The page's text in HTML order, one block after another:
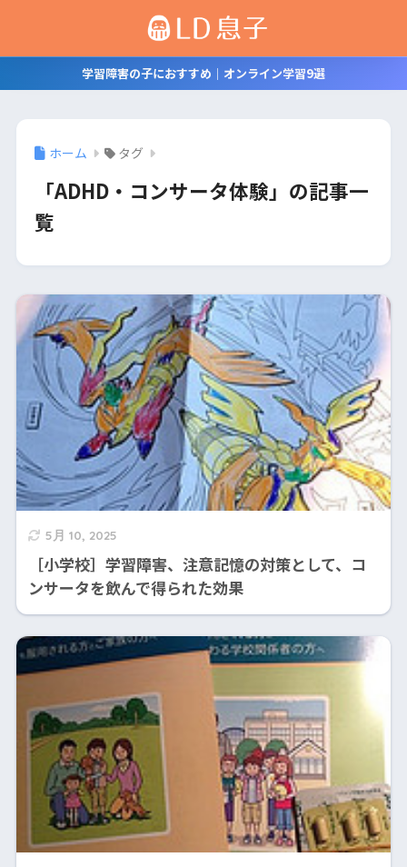
学習障害の子におすすめ｜オンライン学習9選
ホーム タグ
「ADHD・コンサータ体験」の記事一
覧
5月 10, 2025
［小学校］学習障害、注意記憶の対策として、コ
ンサータを飲んで得られた効果